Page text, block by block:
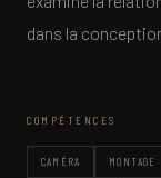
dans la
COMPÉTENCES
CAMÉRA MONTAGE